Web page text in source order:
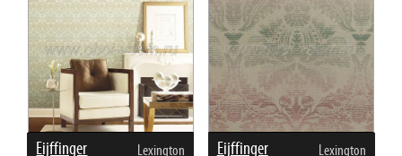
Eijffinger Lexington Eijffinger Lexington